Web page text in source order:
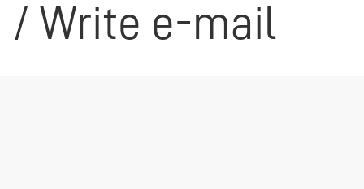
/ Write e-mail